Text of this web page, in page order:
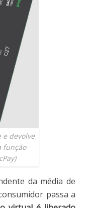
e devolve
função
da média de
passa a